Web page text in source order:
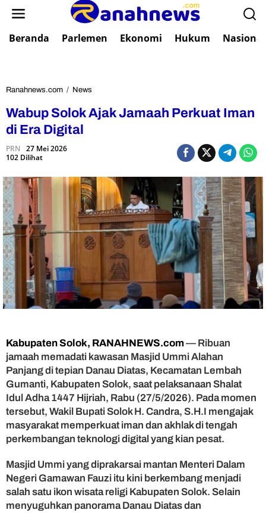
Beranda Parlemen Ekonomi Hukum Nasional
Ranahnews.com / News
b
o
k
A
j
a
k
m
a
e
u
a
t
I
m
a
d
i
E
r
a
Wabup Solok Ajak Jamaah Perkuat Iman
di Era Digital
PRN 27 Mei 2026
102 Dilihat
Kabupaten Solok, RANAHNEWS.com— Ribuan
jamaah memadati kawasan Masjid Ummi Alahan
Panjang di tepian Danau Diatas, Kecamatan Lembah
Gumanti, Kabupaten Solok, saat pelaksanaan Shalat
Idul Adha 1447 Hijriah, Rabu (27/5/2026). Pada momen
tersebut, Wakil Bupati Solok H. Candra, S.H.I mengajak
masyarakat memperkuat iman dan akhlak di tengah
perkembangan teknologi digital yang kian pesat.
Masjid Ummi yang diprakarsai mantan Menteri Dalam
Negeri Gamawan Fauzi itu kini berkembang menjadi
salah satu ikon wisata religi Kabupaten Solok. Selain
menyuguhkan panorama Danau Diatas dan